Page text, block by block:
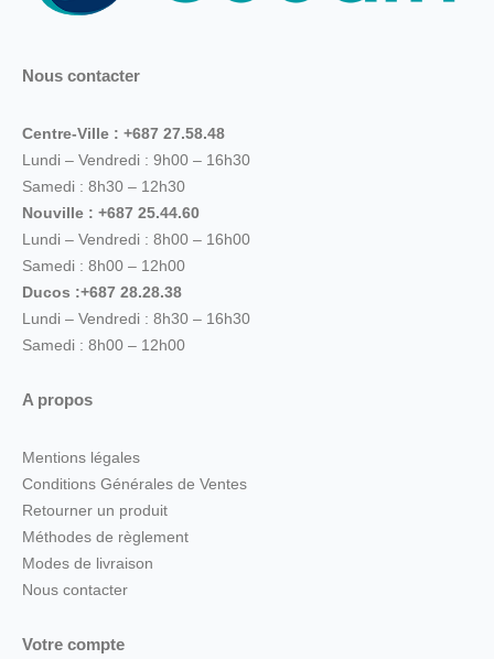
Nous contacter
Centre-Ville : +687 27.58.48
Lundi – Vendredi : 9h00 – 16h30
Samedi : 8h30 – 12h30
Nouville : +687 25.44.60
Lundi – Vendredi : 8h00 – 16h00
Samedi : 8h00 – 12h00
Ducos :+687 28.28.38
Lundi – Vendredi : 8h30 – 16h30
Samedi : 8h00 – 12h00
A propos
Mentions légales
Conditions Générales de Ventes
Retourner un produit
Méthodes de règlement
Modes de livraison
Nous contacter
Votre compte